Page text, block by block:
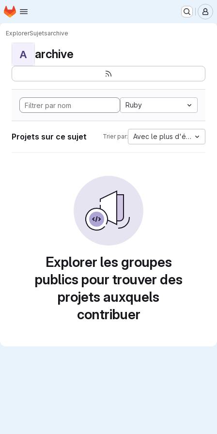
Passer au contenu principal
Page d'accueil
ExplorerSujetsarchive
A archive
Ruby
Projets sur ce sujet Trier par: Avec le plus d'étoiles
Explorer les groupes
publics pour trouver des
projets auxquels
contribuer